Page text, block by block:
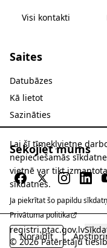
Visi kontakti
Saites
Datubāzes
Kā lietot
Sazināties
Sekojiet mums
registri.ptac.gov.lv
© 2026 Patērētāju
Lai šī tīmekļvietne
nepieciešamās
vietnē var tikt
sīkdatnes.
Ja piekrītat šo papildu
Privātuma politika
Noraidīt